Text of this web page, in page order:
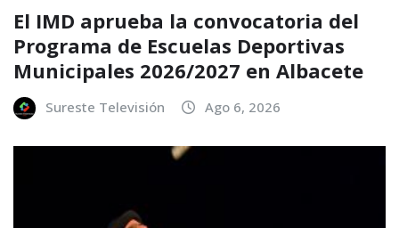
El IMD aprueba la convocatoria del
Programa de Escuelas Deportivas
Municipales 2026/2027 en Albacete
Sureste Televisión Ago 6, 2026